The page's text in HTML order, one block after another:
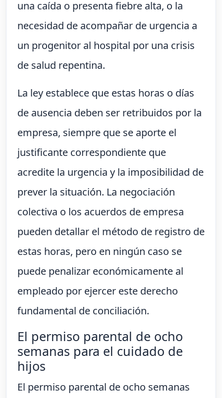
una caída o presenta fiebre alta, o la
necesidad de acompañar de urgencia a
un progenitor al hospital por una crisis
de salud repentina.
La ley establece que estas horas o días
de ausencia deben ser retribuidos por la
empresa, siempre que se aporte el
justificante correspondiente que
acredite la urgencia y la imposibilidad de
prever la situación. La negociación
colectiva o los acuerdos de empresa
pueden detallar el método de registro de
estas horas, pero en ningún caso se
puede penalizar económicamente al
empleado por ejercer este derecho
fundamental de conciliación.
El permiso parental de ocho
semanas para el cuidado de
hijos
El permiso parental de ocho semanas